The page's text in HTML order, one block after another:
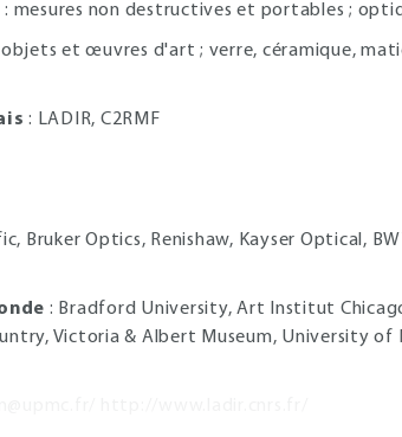
: mesures non destructives et portables ;
et œuvres d'art ; verre, céramique,
: LADIR, C2RMF
Bruker Optics, Renishaw, Kayser Optical,
: Bradford University, Art Institut
Victoria & Albert Museum, University of